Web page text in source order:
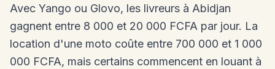
Avec Yango ou Glovo, les livreurs à Abidjan
gagnent entre 8 000 et 20 000 FCFA par jour. La
location d'une moto coûte entre 700 000 et 1 000
000 FCFA, mais certains commencent en louant à